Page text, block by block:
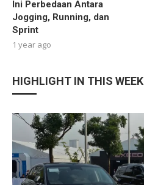
Ini Perbedaan Antara
Jogging, Running, dan
Sprint
1 year ago
HIGHLIGHT IN THIS WEEK